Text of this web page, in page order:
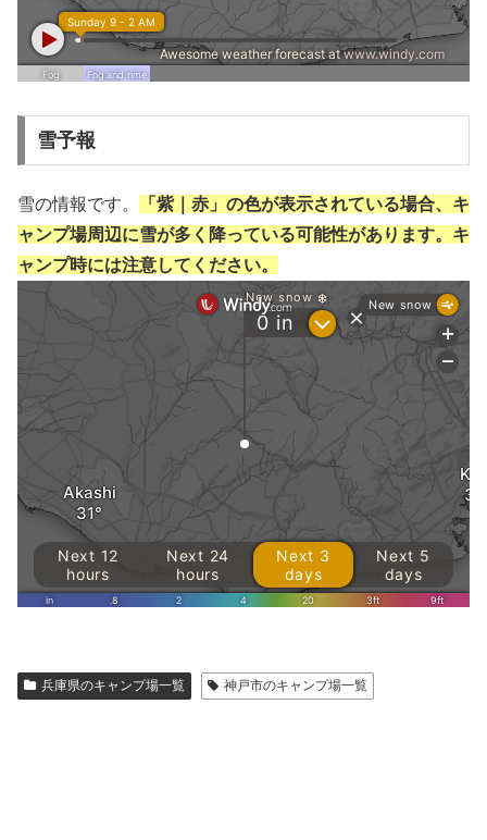
雪予報
雪の情報です。
「紫｜赤」の色が表示されている場合、キ
ャンプ場周辺に雪が多く降っている可能性があります。キ
ャンプ時には注意してください。
兵庫県のキャンプ場一覧 神戸市のキャンプ場一覧